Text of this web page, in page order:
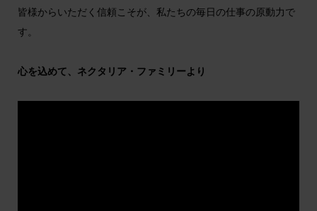
皆様からいただく信頼こそが、私たちの毎日の仕事の原動力で
す。
心を込めて、ネクタリア・ファミリーより